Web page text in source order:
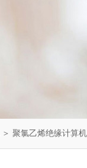
＞ 聚氯乙烯绝缘计算